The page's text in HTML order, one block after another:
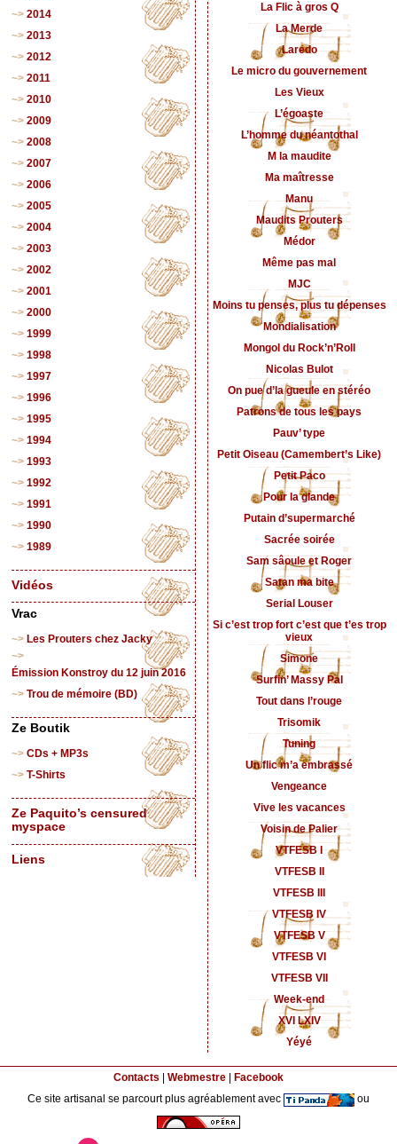
2014
2013
2012
2011
2010
2009
2008
2007
2006
2005
2004
2003
2002
2001
2000
1999
1998
1997
1996
1995
1994
1993
1992
1991
1990
1989
Vidéos
Vrac
Les Prouters chez Jacky
Émission Konstroy du 12 juin 2016
Trou de mémoire (BD)
Ze Boutik
CDs + MP3s
T-Shirts
Ze Paquito’s censured
myspace
Liens
La Flic à gros Q
La Merde
Laredo
Le micro du gouvernement
Les Vieux
L’égoaste
L’homme du néantothal
M la maudite
Ma maîtresse
Manu
Maudits Prouters
Médor
Même pas mal
MJC
Moins tu penses, plus tu dépenses
Mondialisation
Mongol du Rock’n’Roll
Nicolas Bulot
On pue d’la gueule en stéréo
Patrons de tous les pays
Pauv’ type
Petit Oiseau (Camembert’s Like)
Petit Paco
Pour la glande
Putain d’supermarché
Sacrée soirée
Sam sâoule et Roger
Satan ma bite
Serial Louser
Si c’est trop fort c’est que t’es trop
vieux
Simone
Surfin’ Massy Pal
Tout dans l’rouge
Trisomik
Tuning
Un flic m’a embrassé
Vengeance
Vive les vacances
Voisin de Palier
VTFESB I
VTFESB II
VTFESB III
VTFESB IV
VTFESB V
VTFESB VI
VTFESB VII
Week-end
XVI LXIV
Yéyé
Contacts Webmestre
Facebook
Ce site artisanal se parcourt plus agréablement avec
ou